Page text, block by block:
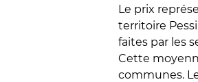
Le prix
territoire
faites par les
Cette
communes.